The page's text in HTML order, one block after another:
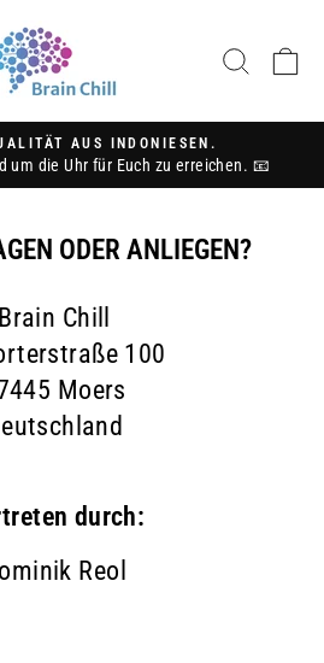
diapositivas
AUS INDONIESEN.
um die Uhr für Euch zu erreichen. 📧
ODER ANLIEGEN?
Brain Chill
100
Moers
durch:
Reol